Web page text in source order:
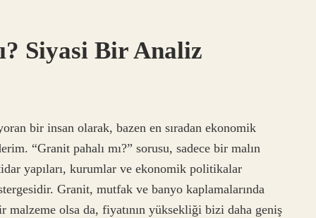
Siyasi Bir Analiz
bir insan olarak, bazen en sıradan ekonomik
“Granit pahalı mı?” sorusu, sadece bir malın
yapıları, kurumlar ve ekonomik politikalar
Granit, mutfak ve banyo kaplamalarında
malzeme olsa da, fiyatının yüksekliği bizi daha geniş